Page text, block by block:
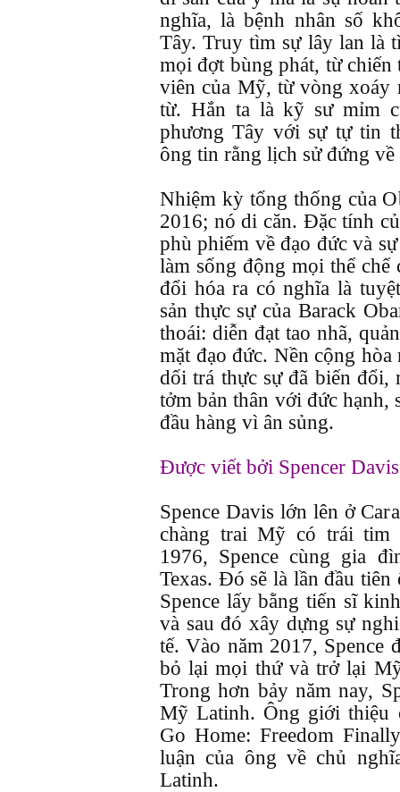
nghĩa, là bệnh nhân số
Tây. Truy tìm sự lây lan là
mọi đợt bùng phát, từ
viên của Mỹ, từ vòng xoáy
từ. Hắn ta là kỹ sư mỉm
phương Tây với sự tự tin
ông tin rằng lịch sử đứng
Nhiệm kỳ tổng thống của
2016; nó di căn. Đặc tính
phù phiếm về đạo đức và
làm sống động mọi thể
đổi hóa ra có nghĩa là
sản thực sự của Barack
thoái: diễn đạt tao nhã,
mặt đạo đức. Nền cộng
dối trá thực sự đã biến đổi,
tởm bản thân với đức hạnh,
đầu hàng vì ân sủng.
Được viết bởi Spencer
Spence Davis lớn lên ở
chàng trai Mỹ có trái tim
1976, Spence cùng gia
Texas. Đó sẽ là lần đầu
Spence lấy bằng tiến sĩ
và sau đó xây dựng sự
tế. Vào năm 2017, Spence
bỏ lại mọi thứ và trở lại
Trong hơn bảy năm nay,
Mỹ Latinh. Ông giới thiệu
Go Home: Freedom
luận của ông về chủ
Latinh.